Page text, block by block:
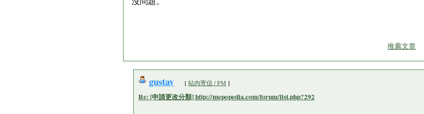
推薦文章
gustav [站內寄信 / PM ]
Re: [申請更改分類] http://mepopedia.com/forum/list.php?292